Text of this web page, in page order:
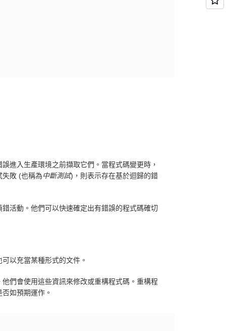
進入生產環境之前擷取它們。當程式碼變更時，
失敗 (也稱為中斷測試)，則表示存在基於迴歸的錯
活動。他們可以快速確定出有錯誤的程式碼確切
以充當某種形式的文件。
們會使用這些資訊來修改或重構程式碼。重構程
如預期運作。